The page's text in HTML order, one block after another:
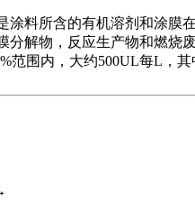
所含的有机溶剂和涂膜在
分解物，反应生产物和燃
范围内，大约500UL每L，